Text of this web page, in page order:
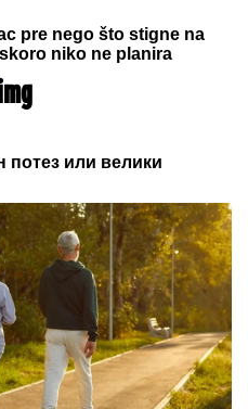
pre nego što stigne na
niko ne planira
потез или велики